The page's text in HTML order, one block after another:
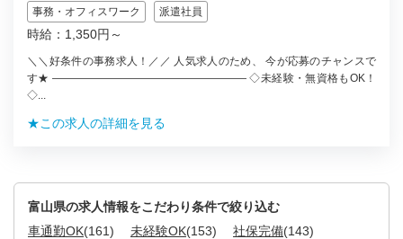
事務・オフィスワーク
派遣社員
時給：1,350円～
＼＼好条件の事務求人！／／ 人気求人のため、 今が応募のチャンスで
す★ ―――――――――――――――――― ◇未経験・無資格もOK！
◇...
★この求人の詳細を見る
富山県の求人情報をこだわり条件で絞り込む
車通勤OK(161) 未経験OK(153) 社保完備(143)